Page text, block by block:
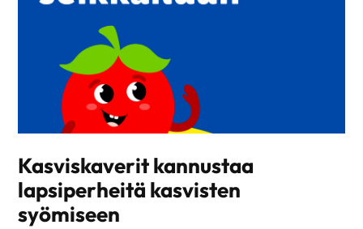
Kasviskaverit kannustaa
lapsiperheitä kasvisten
syömiseen